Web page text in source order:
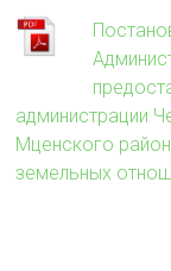
администрации
Мценского
земельных